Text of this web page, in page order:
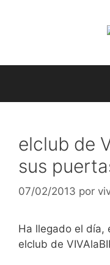
elclub de
sus
07/02/2013 por
Ha llegado el día,
elclub de